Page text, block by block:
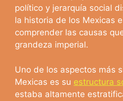
político y jerarquía social
la historia de los Mexicas
comprender las causas
grandeza imperial.
Uno de los aspectos más
Mexicas es su estructura
estaba altamente